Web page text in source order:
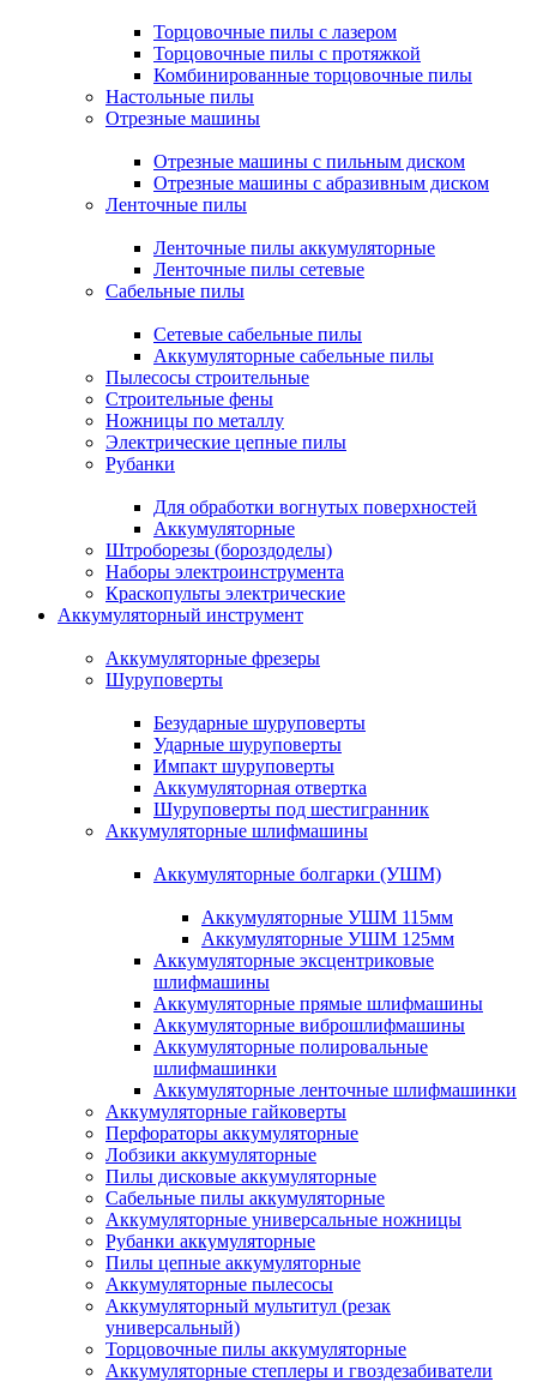
Торцовочные пилы с лазером
Торцовочные пилы с протяжкой
Комбинированные торцовочные пилы
Настольные пилы
Отрезные машины
Отрезные машины с пильным диском
Отрезные машины с абразивным диском
Ленточные пилы
Ленточные пилы аккумуляторные
Ленточные пилы сетевые
Сабельные пилы
Сетевые сабельные пилы
Аккумуляторные сабельные пилы
Пылесосы строительные
Строительные фены
Ножницы по металлу
Электрические цепные пилы
Рубанки
Для обработки вогнутых поверхностей
Аккумуляторные
Штроборезы (бороздоделы)
Наборы электроинструмента
Краскопульты электрические
Аккумуляторный инструмент
Аккумуляторные фрезеры
Шуруповерты
Безударные шуруповерты
Ударные шуруповерты
Импакт шуруповерты
Аккумуляторная отвертка
Шуруповерты под шестигранник
Аккумуляторные шлифмашины
Аккумуляторные болгарки (УШМ)
Аккумуляторные УШМ 115мм
Аккумуляторные УШМ 125мм
Аккумуляторные эксцентриковые
шлифмашины
Аккумуляторные прямые шлифмашины
Аккумуляторные виброшлифмашины
Аккумуляторные полировальные
шлифмашинки
Аккумуляторные ленточные шлифмашинки
Аккумуляторные гайковерты
Перфораторы аккумуляторные
Лобзики аккумуляторные
Пилы дисковые аккумуляторные
Сабельные пилы аккумуляторные
Аккумуляторные универсальные ножницы
Рубанки аккумуляторные
Пилы цепные аккумуляторные
Аккумуляторные пылесосы
Аккумуляторный мультитул (резак
универсальный)
Торцовочные пилы аккумуляторные
Аккумуляторные степлеры и гвоздезабиватели